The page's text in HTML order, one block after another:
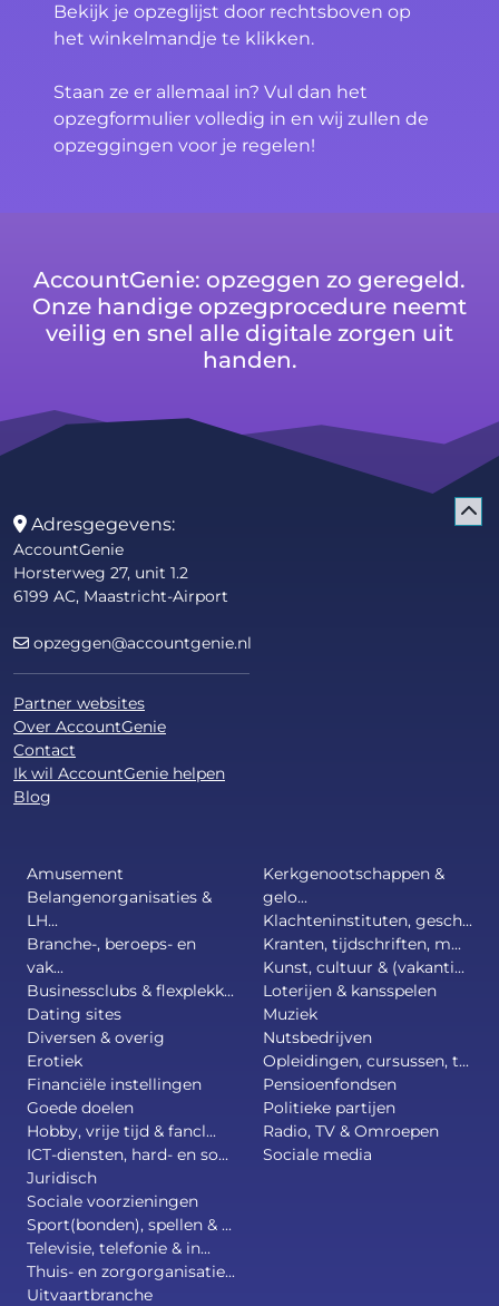
Bekijk je opzeglijst door rechtsboven op
het winkelmandje te klikken.
Staan ze er allemaal in? Vul dan het
opzegformulier volledig in en wij zullen de
opzeggingen voor je regelen!
AccountGenie: opzeggen zo geregeld.
Onze handige opzegprocedure neemt
veilig en snel alle digitale zorgen uit
handen.
Adresgegevens:
AccountGenie
Horsterweg 27, unit 1.2
6199 AC, Maastricht-Airport
opzeggen@accountgenie.nl
Partner websites
Over AccountGenie
Contact
Ik wil AccountGenie helpen
Blog
Amusement
Belangenorganisaties &
LH...
Branche-, beroeps- en
vak...
Businessclubs & flexplekk...
Dating sites
Diversen & overig
Erotiek
Financiële instellingen
Goede doelen
Hobby, vrije tijd & fancl...
ICT-diensten, hard- en so...
Juridisch
Kerkgenootschappen &
gelo...
Klachteninstituten, gesch...
Kranten, tijdschriften, m...
Kunst, cultuur & (vakanti...
Loterijen & kansspelen
Muziek
Nutsbedrijven
Opleidingen, cursussen, t...
Pensioenfondsen
Politieke partijen
Radio, TV & Omroepen
Sociale media
Sociale voorzieningen
Sport(bonden), spellen & ...
Televisie, telefonie & in...
Thuis- en zorgorganisatie...
Uitvaartbranche